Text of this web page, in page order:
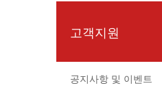
고객지원
공지사항 및 이벤트